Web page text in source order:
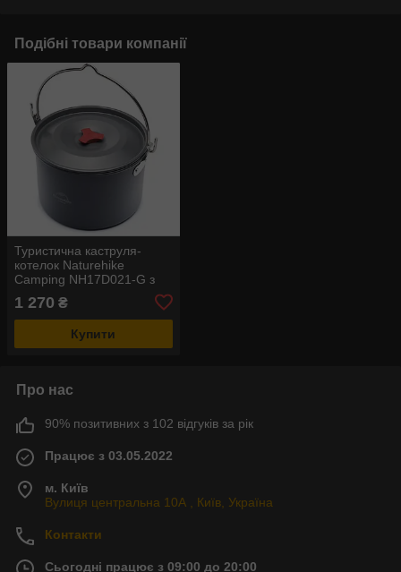
Подібні товари компанії
Туристична каструля-
котелок Naturehike
Camping NH17D021-G з
1 270 ₴
Купити
Про нас
90% позитивних з 102 відгуків за рік
Працює з 03.05.2022
м. Київ
Вулиця центральна 10А , Київ, Україна
Контакти
Сьогодні працює з 09:00 до 20:00